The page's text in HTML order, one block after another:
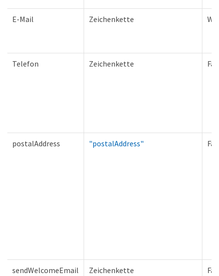
E-Mail Zeichenkette
Telefon Zeichenkette
postalAddress "postalAddress"
sendWelcomeEmail Zeichenkette